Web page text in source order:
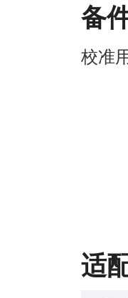
备
校准
适